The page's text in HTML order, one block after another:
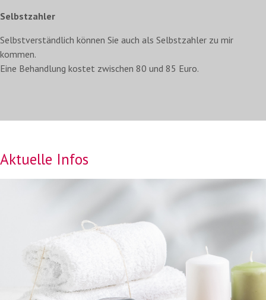
Selbstzahler
Selbstverständlich können Sie auch als Selbstzahler zu mir
kommen.
Eine Behandlung kostet zwischen 80 und 85 Euro.
Aktuelle Infos